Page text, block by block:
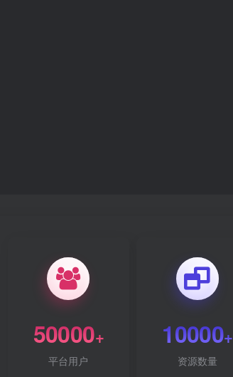
50000+
平台用户
10000+
资源数量